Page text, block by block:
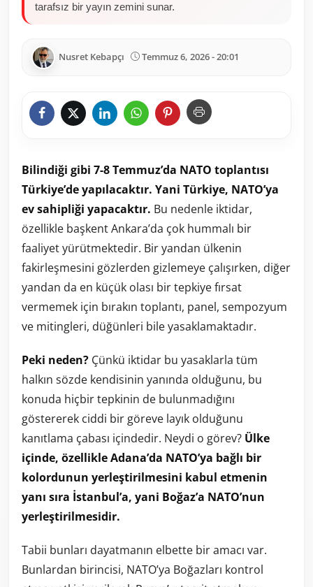
tarafsız bir yayın zemini sunar.
Nusret Kebapçı Temmuz 6, 2026 - 20:01
Bilindiği gibi 7-8 Temmuz’da NATO toplantısı
Türkiye’de yapılacaktır. Yani Türkiye, NATO’ya
ev sahipliği yapacaktır. Bu nedenle iktidar,
özellikle başkent Ankara’da çok hummalı bir
faaliyet yürütmektedir. Bir yandan ülkenin
fakirleşmesini gözlerden gizlemeye çalışırken, diğer
yandan da en küçük olası bir tepkiye fırsat
vermemek için bırakın toplantı, panel, sempozyum
ve mitingleri, düğünleri bile yasaklamaktadır.
Peki neden? Çünkü iktidar bu yasaklarla tüm
halkın sözde kendisinin yanında olduğunu, bu
konuda hiçbir tepkinin de bulunmadığını
göstererek ciddi bir göreve layık olduğunu
kanıtlama çabası içindedir. Neydi o görev? Ülke
içinde, özellikle Adana’da NATO’ya bağlı bir
kolordunun yerleştirilmesini kabul etmenin
yanı sıra İstanbul’a, yani Boğaz’a NATO’nun
yerleştirilmesidir.
Tabii bunları dayatmanın elbette bir amacı var.
Bunlardan birincisi, NATO’ya Boğazları kontrol